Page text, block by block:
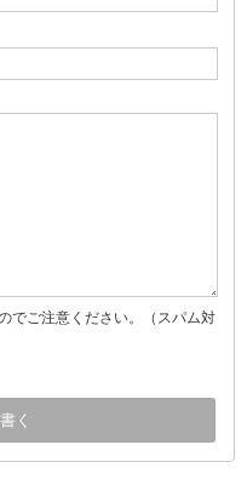
でご注意ください。（スパム対